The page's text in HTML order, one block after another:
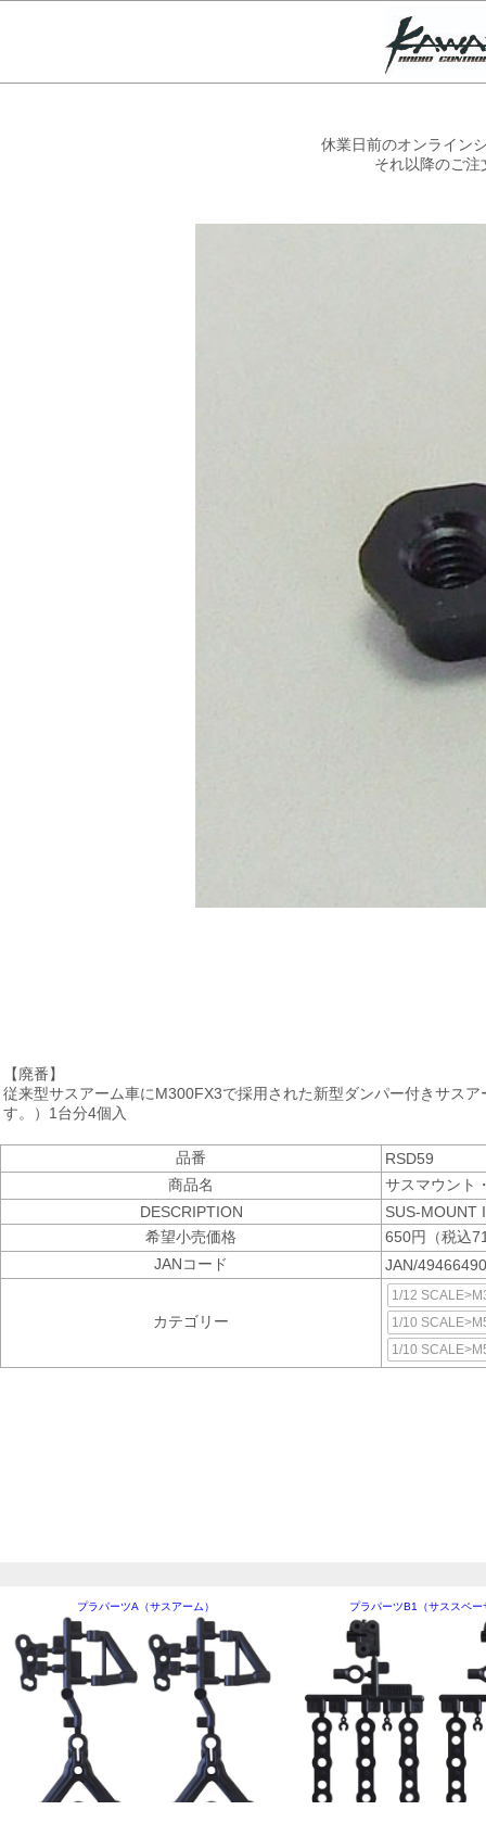
休業日前のオンライン
それ以降のご
【廃番】
従来型サスアーム車にM300FX3で採用された新型ダンパー付きサス
す。）1台分4個入
品番
RSD59
商品名
サスマウント
DESCRIPTION
SUS-MOUNT
希望小売価格
650円（税込
JANコード
JAN/
カテゴリー
1/12
1/10
1/10
プラパーツA（サスアーム） プラパーツB1（サススペー